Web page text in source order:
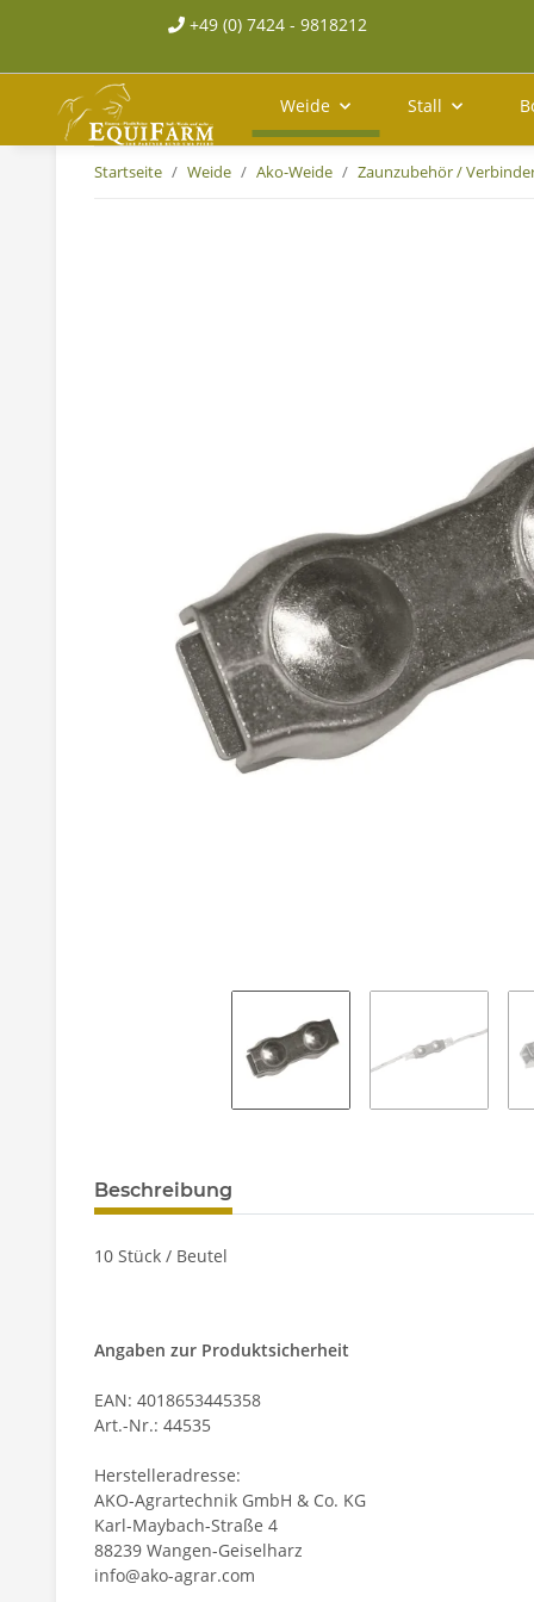
+49 (0) 7424 - 9818212
Weide Stall
Startseite Weide Ako-Weide Zaunzubehör /
Beschreibung
10 Stück / Beutel
Angaben zur Produktsicherheit
EAN: 4018653445358
Art.-Nr.: 44535
Herstelleradresse:
AKO-Agrartechnik GmbH & Co. KG
Karl-Maybach-Straße 4
88239 Wangen-Geiselharz
info@ako-agrar.com